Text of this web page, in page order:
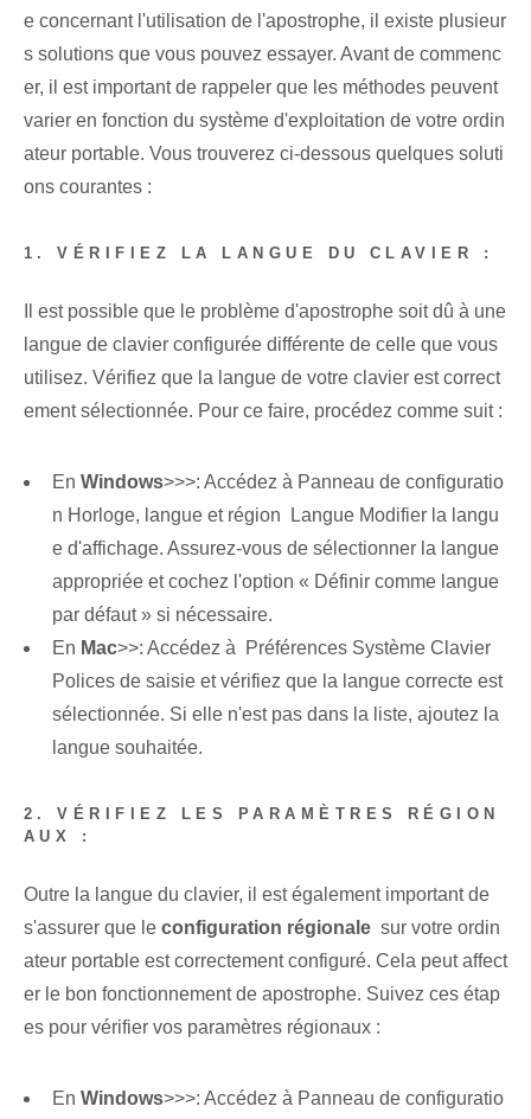
e concernant l'utilisation⁤ de l'apostrophe, il existe plusieur
s solutions⁢ que vous pouvez ⁣essayer.​ Avant de commenc
er, il est important de rappeler que ​les méthodes peuvent
varier en fonction du système d'exploitation de votre ordin
ateur portable.​ Vous trouverez ci-dessous quelques soluti
ons courantes :
1. VÉRIFIEZ LA LANGUE DU CLAVIER :
Il est possible que le problème d'apostrophe soit dû à une
langue de clavier configurée différente de celle que vous
utilisez. Vérifiez que la langue de votre clavier est correct
ement sélectionnée. Pour ce faire, procédez comme suit :
En Windows>>>: Accédez à Panneau de configuratio
n Horloge, langue et région ⁤ Langue Modifier la langu
e d'affichage. Assurez-vous de sélectionner la langue
appropriée et cochez l'option « Définir comme langue
par défaut » si nécessaire.
En Mac>>: Accédez à ⁢ Préférences Système Clavier ⁤
Polices de saisie et vérifiez que la langue correcte est
sélectionnée. Si elle n'est pas dans la liste, ajoutez la
langue souhaitée.
2. VÉRIFIEZ LES PARAMÈTRES RÉGION
AUX :
Outre la langue du clavier, il est également important de
s'assurer que le configuration régionale ⁤ sur votre ordin
ateur portable est correctement configuré. Cela peut affect
er le bon fonctionnement de ⁤apostrophe.⁤ Suivez ces étap
es pour vérifier vos paramètres régionaux :
En Windows>>>: Accédez à Panneau de configuratio